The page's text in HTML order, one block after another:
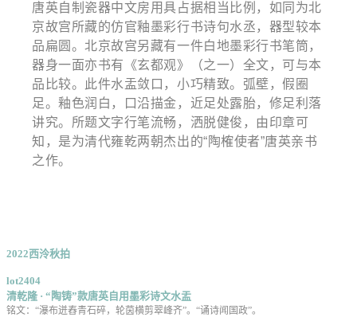
唐英自制瓷器中文房用具占据相当比例，如同为北
京故宫所藏的仿官釉墨彩行书诗句水丞，器型较本
品扁圆。北京故宫另藏有一件白地墨彩行书笔筒，
器身一面亦书有《玄都观》（之一）全文，可与本
品比较。
此件水盂敛口，小巧精致。弧壁，假圈
足。釉色润白，口沿描金，近足处露胎，修足利落
讲究。所题文字行笔流畅，洒脱健俊，由印章可
知，是为清代雍乾两朝杰出的“陶榷使者”唐英亲书
之作。
2022西泠秋拍
lot2404
清乾隆 · “陶铸”款唐英自用墨彩诗文水盂
铭文：“瀑布迸舂青石碎，轮茵横剪翠峰齐”。“诵诗闻国政”。